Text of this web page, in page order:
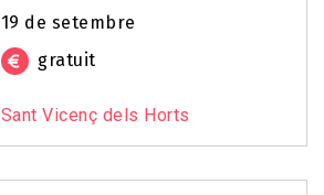
19 de setembre
gratuit
Sant Vicenç dels Horts